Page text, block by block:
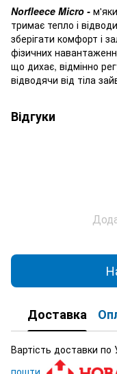
Norfleece Micro -
тримає тепло і
зберігати комфорт і
фізичних
що дихає, відмінно
відводячи від тіла
Відгуки
Доставка
Вартість доставки по